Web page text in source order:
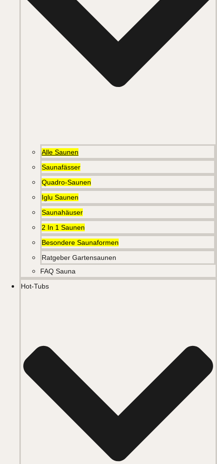
Alle Saunen
Saunafässer
Quadro-Saunen
Iglu Saunen
Saunahäuser
2 In 1 Saunen
Besondere Saunaformen
Ratgeber Gartensaunen
FAQ Sauna
Hot-Tubs